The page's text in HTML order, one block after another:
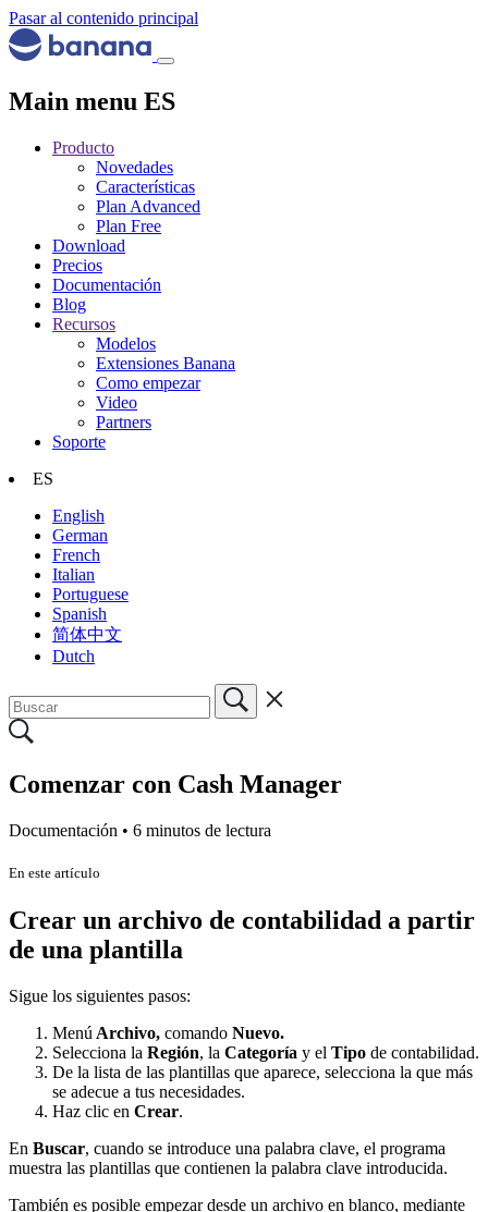
Pasar al contenido principal
Main menu ES
Producto
Novedades
Características
Plan Advanced
Plan Free
Download
Precios
Documentación
Blog
Recursos
Modelos
Extensiones Banana
Como empezar
Video
Partners
Soporte
ES
English
German
French
Italian
Portuguese
Spanish
简体中文
Dutch
Comenzar con Cash Manager
Documentación • 6 minutos de lectura
En este artículo
Crear un archivo de contabilidad a partir
de una plantilla
Sigue los siguientes pasos:
Menú Archivo, comando Nuevo.
Selecciona la Región, la Categoría y el Tipo de contabilidad.
De la lista de las plantillas que aparece, selecciona la que más
se adecue a tus necesidades.
Haz clic en Crear.
En Buscar, cuando se introduce una palabra clave, el programa
muestra las plantillas que contienen la palabra clave introducida.
También es posible empezar desde un archivo en blanco, mediante